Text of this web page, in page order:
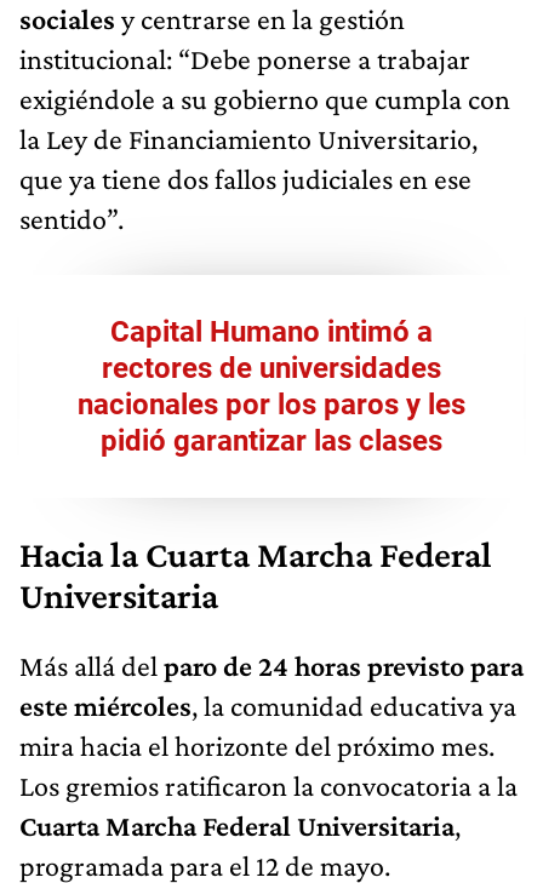
sociales y centrarse en la gestión
institucional: “Debe ponerse a trabajar
exigiéndole a su gobierno que cumpla con
la Ley de Financiamiento Universitario,
que ya tiene dos fallos judiciales en ese
sentido”.
Capital Humano intimó a
rectores de universidades
nacionales por los paros y les
pidió garantizar las clases
Hacia la Cuarta Marcha Federal
Universitaria
Más allá del paro de 24 horas previsto para
este miércoles, la comunidad educativa ya
mira hacia el horizonte del próximo mes.
Los gremios ratificaron la convocatoria a la
Cuarta Marcha Federal Universitaria,
programada para el 12 de mayo.